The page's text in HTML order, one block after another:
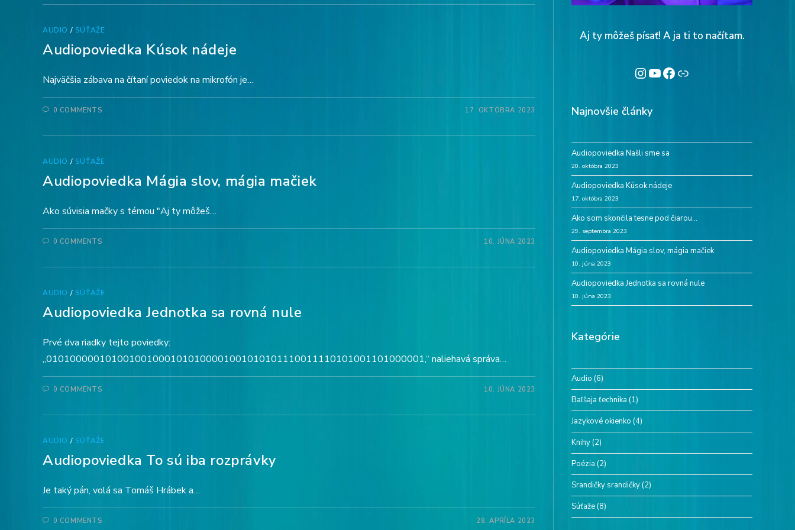
AUDIO / SÚŤAŽE
Audiopoviedka Kúsok nádeje
Najväčšia zábava na čítaní poviedok na mikrofón je…
0 COMMENTS 17. OKTÓBRA 2023
AUDIO / SÚŤAŽE
Audiopoviedka Mágia slov, mágia mačiek
Ako súvisia mačky s témou "Aj ty môžeš…
0 COMMENTS 10. JÚNA 2023
AUDIO / SÚŤAŽE
Audiopoviedka Jednotka sa rovná nule
Prvé dva riadky tejto poviedky:
„0101000001010010010001010100001001010101110011110101001101000001,“ naliehavá správa…
0 COMMENTS 10. JÚNA 2023
AUDIO / SÚŤAŽE
Audiopoviedka To sú iba rozprávky
Je taký pán, volá sa Tomáš Hrábek a…
0 COMMENTS 28. APRÍLA 2023
Aj ty môžeš písať! A ja ti to načítam.
Instagram
YouTube
Facebook
Linktree
Najnovšie články
Audiopoviedka Našli sme sa
20. októbra 2023
Audiopoviedka Kúsok nádeje
17. októbra 2023
Ako som skončila tesne pod čiarou…
29. septembra 2023
Audiopoviedka Mágia slov, mágia mačiek
10. júna 2023
Audiopoviedka Jednotka sa rovná nule
10. júna 2023
Kategórie
Audio (6)
Baľšaja ťechnika (1)
Jazykové okienko (4)
Knihy(2)
Poézia (2)
Srandičky srandičky(2)
Súťaže(8)